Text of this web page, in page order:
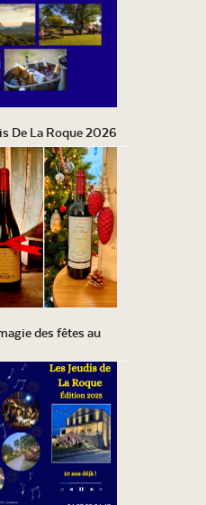
De La Roque 2026
des fêtes au